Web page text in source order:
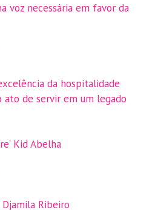
voz necessária em favor da
da hospitalidade
ato de servir em um legado
Kid Abelha
Ribeiro